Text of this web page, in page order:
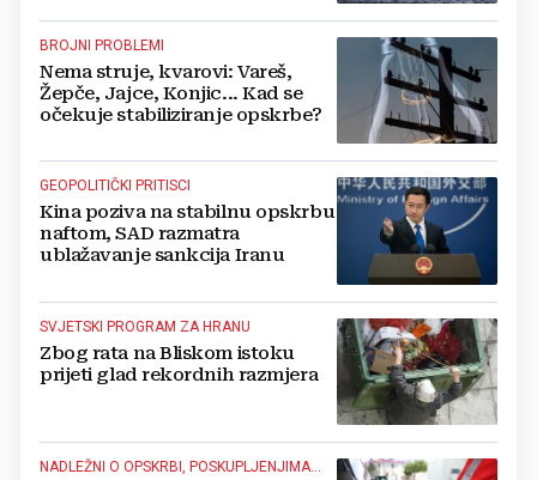
BROJNI PROBLEMI
Nema struje, kvarovi: Vareš,
Žepče, Jajce, Konjic... Kad se
očekuje stabiliziranje opskrbe?
GEOPOLITIČKI PRITISCI
Kina poziva na stabilnu opskrbu
naftom, SAD razmatra
ublažavanje sankcija Iranu
SVJETSKI PROGRAM ZA HRANU
Zbog rata na Bliskom istoku
prijeti glad rekordnih razmjera
NADLEŽNI O OPSKRBI, POSKUPLJENJIMA...